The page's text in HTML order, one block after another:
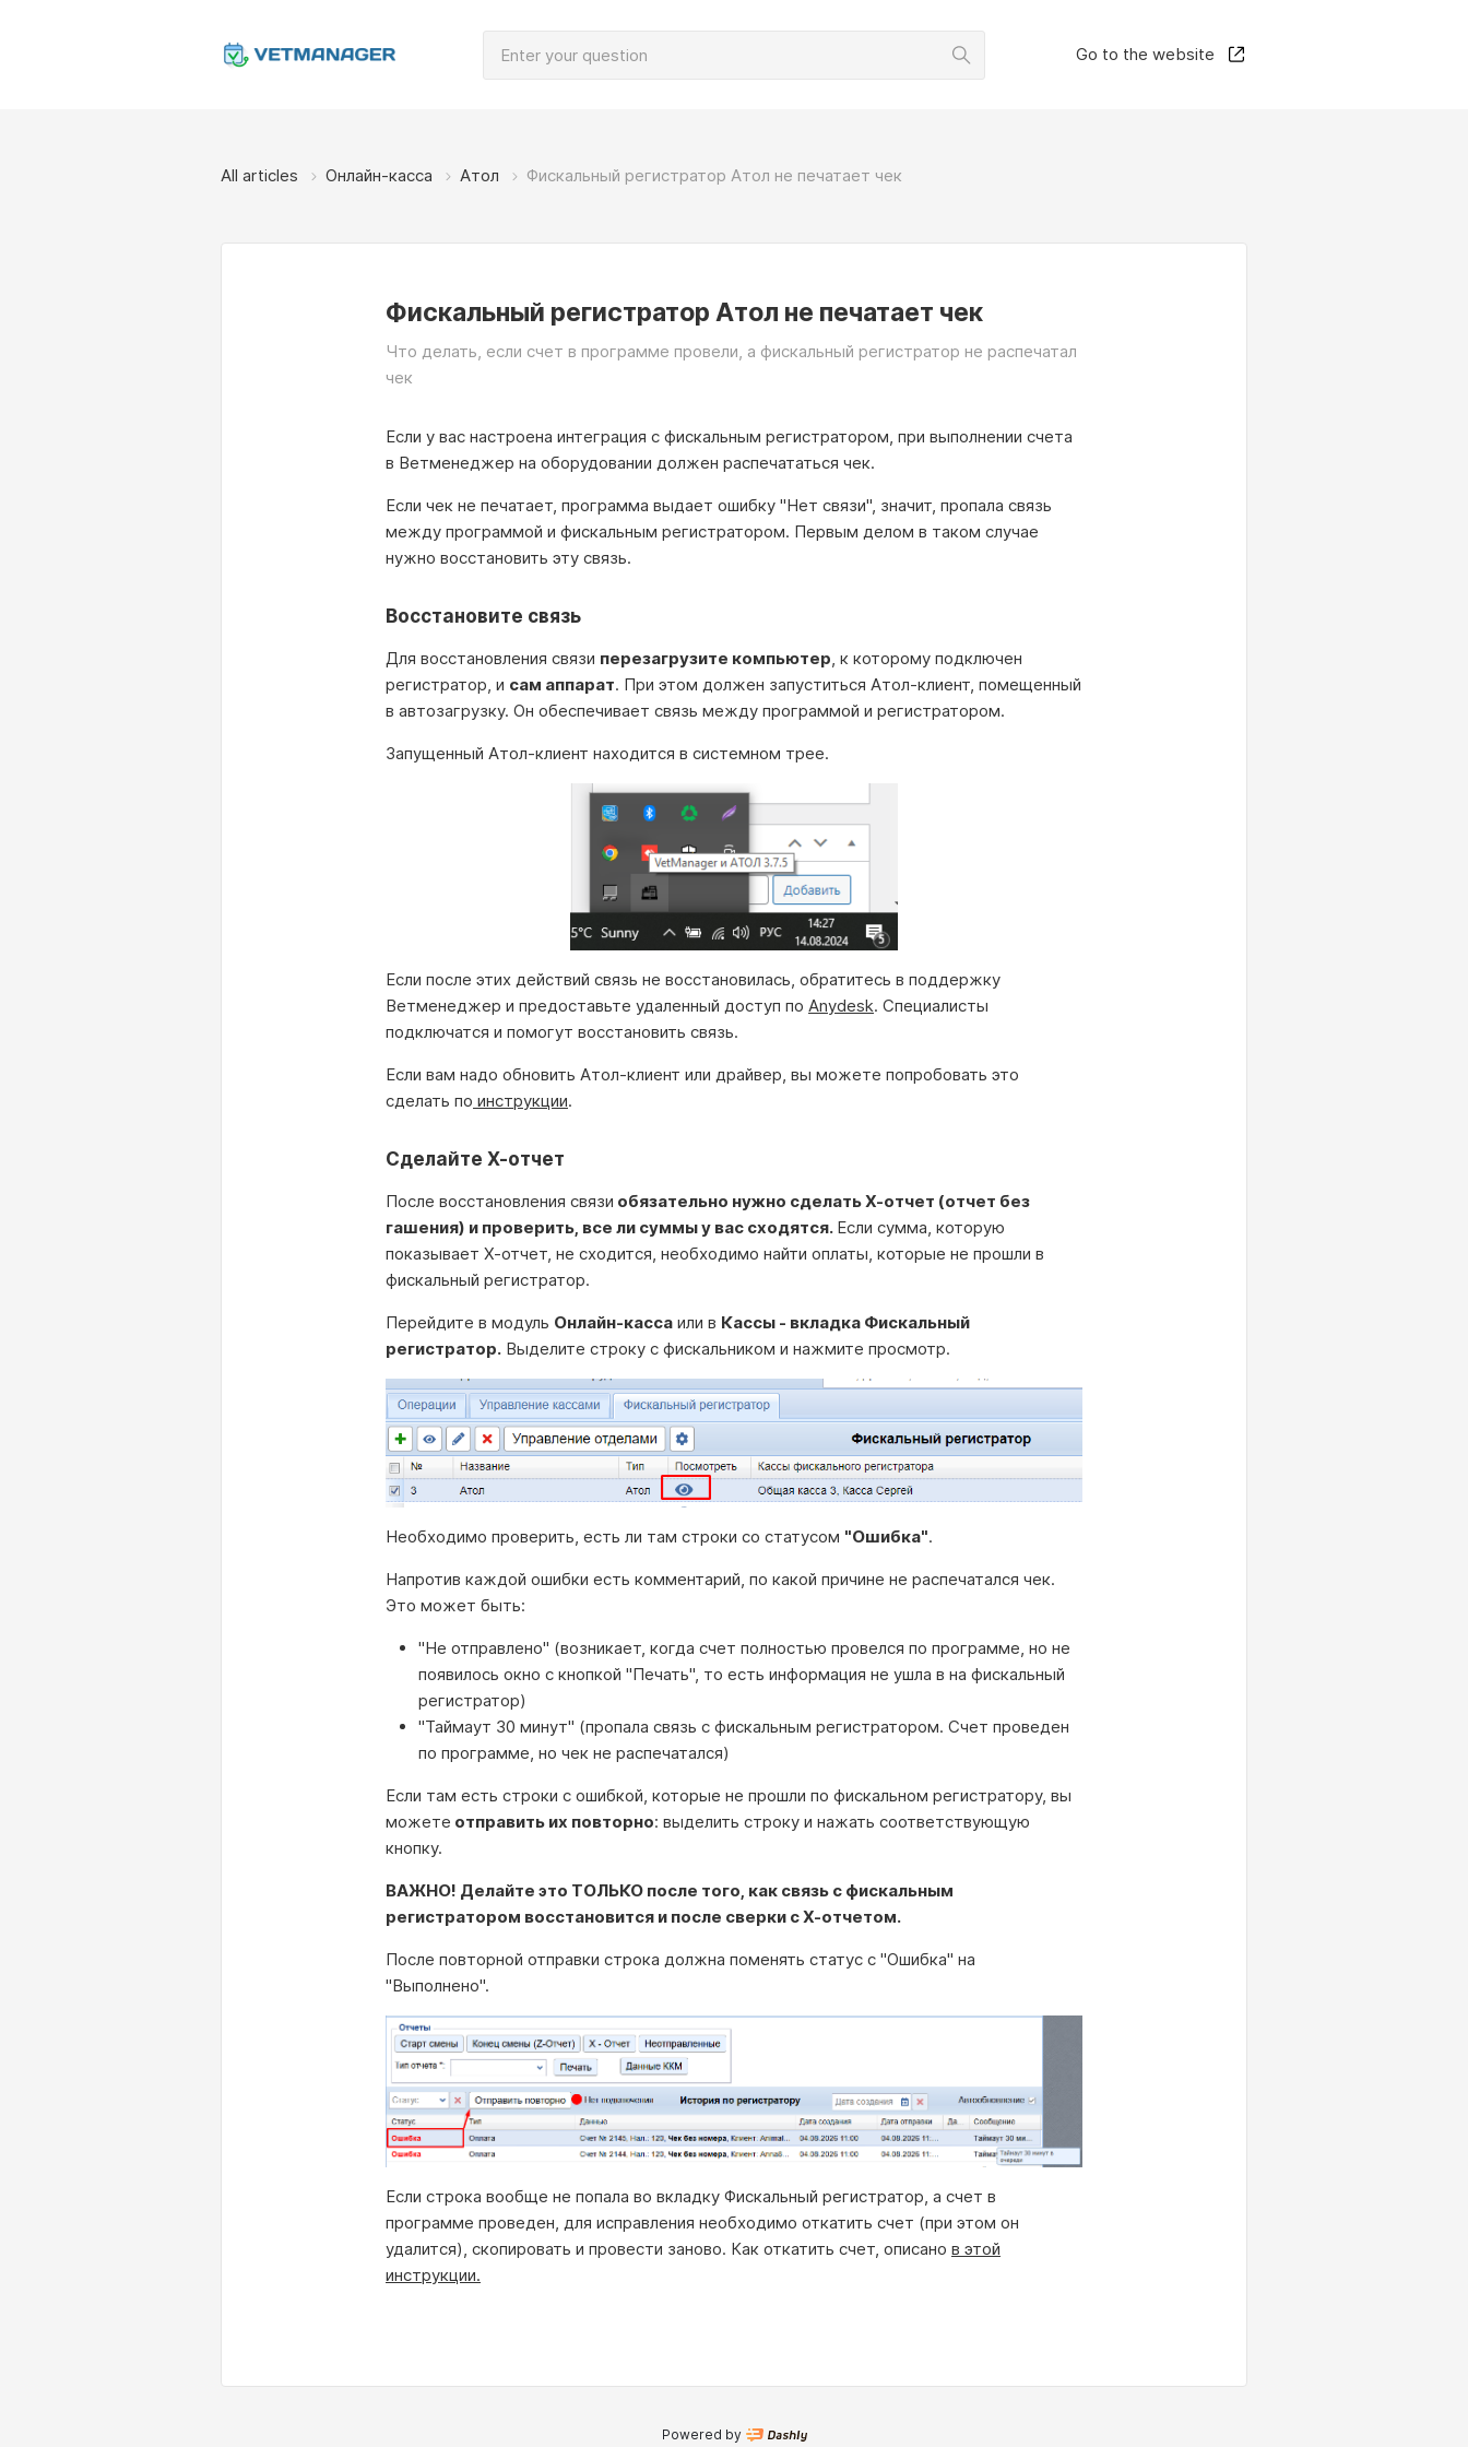
Go to the website
All articles Онлайн-касса Атол Фискальный регистратор Атол не печатает чек
Фискальный регистратор Атол не печатает чек
Что делать, если счет в программе провели, а фискальный регистратор не распечатал
чек
Если у вас настроена интеграция с фискальным регистратором, при выполнении счета
в Ветменеджер на оборудовании должен распечататься чек.
Если чек не печатает, программа выдает ошибку "Нет связи", значит, пропала связь
между программой и фискальным регистратором. Первым делом в таком случае
нужно восстановить эту связь.
Восстановите связь
Для восстановления связи перезагрузите компьютер, к которому подключен
регистратор, и сам аппарат. При этом должен запуститься Атол-клиент, помещенный
в автозагрузку. Он обеспечивает связь между программой и регистратором.
Запущенный Атол-клиент находится в системном трее.
Если после этих действий связь не восстановилась, обратитесь в поддержку
Ветменеджер и предоставьте удаленный доступ по Anydesk. Специалисты
подключатся и помогут восстановить связь.
Если вам надо обновить Атол-клиент или драйвер, вы можете попробовать это
сделать по инструкции.
Сделайте Х-отчет
После восстановления связи обязательно нужно сделать Х-отчет (отчет без
гашения) и проверить, все ли суммы у вас сходятся. Если сумма, которую
показывает Х-отчет, не сходится, необходимо найти оплаты, которые не прошли в
фискальный регистратор.
Перейдите в модуль Онлайн-касса или в Кассы - вкладка Фискальный
регистратор. Выделите строку с фискальником и нажмите просмотр.
Необходимо проверить, есть ли там строки со статусом "Ошибка".
Напротив каждой ошибки есть комментарий, по какой причине не распечатался чек.
Это может быть:
"Не отправлено" (возникает, когда счет полностью провелся по программе, но не
появилось окно с кнопкой "Печать", то есть информация не ушла в на фискальный
регистратор)
"Таймаут 30 минут" (пропала связь с фискальным регистратором. Счет проведен
по программе, но чек не распечатался)
Если там есть строки с ошибкой, которые не прошли по фискальном регистратору, вы
можете отправить их повторно: выделить строку и нажать соответствующую
кнопку.
ВАЖНО! Делайте это ТОЛЬКО после того, как связь с фискальным
регистратором восстановится и после сверки с Х-отчетом.
После повторной отправки строка должна поменять статус с "Ошибка" на
"Выполнено".
Если строка вообще не попала во вкладку Фискальный регистратор, а счет в
программе проведен, для исправления необходимо откатить счет (при этом он
удалится), скопировать и провести заново. Как откатить счет, описано в этой
инструкции.
Powered by